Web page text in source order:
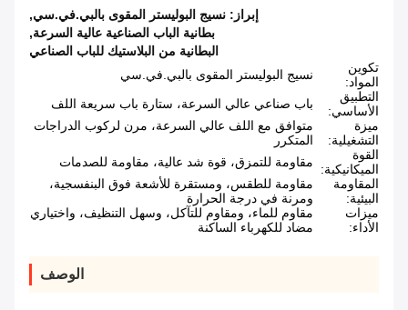
إبراز: نسيج البوليستر المقوى بالبي.في.سي,
بطانية الباب الصناعية عالية السرعة,
البطانية من البلاستيك للباب الصناعي
تكوين
المواد:
نسيج البوليستر المقوى بالبي.في.سي
التطبيق
الأساسي:
باب صناعي عالي السرعة، ستارة باب سريعة اللف
ميزة
التشغيلية:
متوافق مع اللف عالي السرعة، مرن لركوب الدراجات
المتكرر
القوة
الميكانيكية:
مقاومة للتمزق، قوة شد عالية، مقاومة للصدمات
المقاومة
البيئية:
مقاومة للطقس، ومستقرة للأشعة فوق البنفسجية،
ومرنة في درجة الحرارة
ميزات
الأداء:
مقاوم للماء، ومقاوم للتآكل، وسهل التنظيف، واختياري
مضاد للكهرباء الساكنة
الوصف